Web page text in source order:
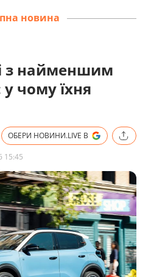
новина
з найменшим
чому їхня
ОБЕРИ НОВИНИ.LIVE В
15:45